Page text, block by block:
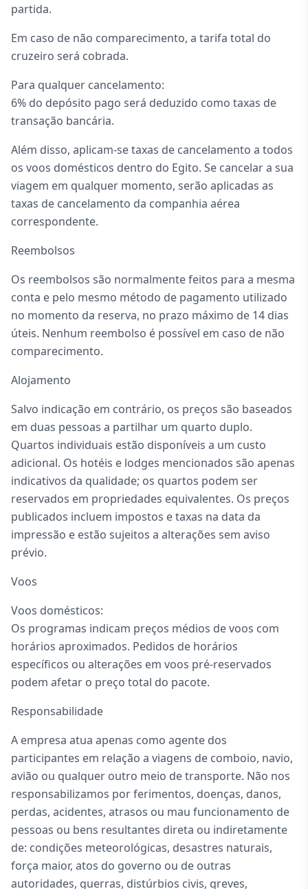
partida.
Em caso de não comparecimento, a tarifa total do
cruzeiro será cobrada.
Para qualquer cancelamento:
6% do depósito pago será deduzido como taxas de
transação bancária.
Além disso, aplicam-se taxas de cancelamento a todos
os voos domésticos dentro do Egito. Se cancelar a sua
viagem em qualquer momento, serão aplicadas as
taxas de cancelamento da companhia aérea
correspondente.
Reembolsos
Os reembolsos são normalmente feitos para a mesma
conta e pelo mesmo método de pagamento utilizado
no momento da reserva, no prazo máximo de 14 dias
úteis. Nenhum reembolso é possível em caso de não
comparecimento.
Alojamento
Salvo indicação em contrário, os preços são baseados
em duas pessoas a partilhar um quarto duplo.
Quartos individuais estão disponíveis a um custo
adicional. Os hotéis e lodges mencionados são apenas
indicativos da qualidade; os quartos podem ser
reservados em propriedades equivalentes. Os preços
publicados incluem impostos e taxas na data da
impressão e estão sujeitos a alterações sem aviso
prévio.
Voos
Voos domésticos:
Os programas indicam preços médios de voos com
horários aproximados. Pedidos de horários
específicos ou alterações em voos pré-reservados
podem afetar o preço total do pacote.
Responsabilidade
A empresa atua apenas como agente dos
participantes em relação a viagens de comboio, navio,
avião ou qualquer outro meio de transporte. Não nos
responsabilizamos por ferimentos, doenças, danos,
perdas, acidentes, atrasos ou mau funcionamento de
pessoas ou bens resultantes direta ou indiretamente
de: condições meteorológicas, desastres naturais,
força maior, atos do governo ou de outras
autoridades, guerras, distúrbios civis, greves,